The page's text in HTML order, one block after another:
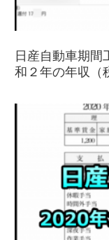
日産自動車期間
和２年の年収（